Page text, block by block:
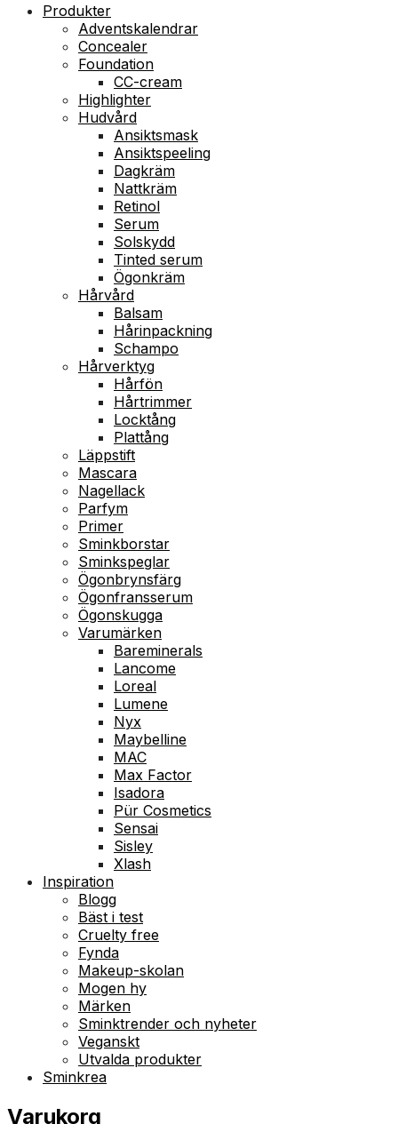
Produkter
Adventskalendrar
Concealer
Foundation
CC-cream
Highlighter
Hudvård
Ansiktsmask
Ansiktspeeling
Dagkräm
Nattkräm
Retinol
Serum
Solskydd
Tinted serum
Ögonkräm
Hårvård
Balsam
Hårinpackning
Schampo
Hårverktyg
Hårfön
Hårtrimmer
Locktång
Plattång
Läppstift
Mascara
Nagellack
Parfym
Primer
Sminkborstar
Sminkspeglar
Ögonbrynsfärg
Ögonfransserum
Ögonskugga
Varumärken
Bareminerals
Lancome
Loreal
Lumene
Nyx
Maybelline
MAC
Max Factor
Isadora
Pür Cosmetics
Sensai
Sisley
Xlash
Inspiration
Blogg
Bäst i test
Cruelty free
Fynda
Makeup-skolan
Mogen hy
Märken
Sminktrender och nyheter
Veganskt
Utvalda produkter
Sminkrea
Varukorg